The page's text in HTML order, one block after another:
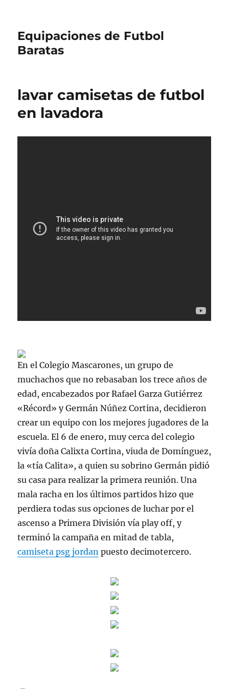
Equipaciones de Futbol
Baratas
lavar camisetas de futbol
en lavadora
En el Colegio Mascarones, un grupo de
muchachos que no rebasaban los trece años de
edad, encabezados por Rafael Garza Gutiérrez
«Récord» y Germán Núñez Cortina, decidieron
crear un equipo con los mejores jugadores de la
escuela. El 6 de enero, muy cerca del colegio
vivía doña Calixta Cortina, viuda de Domínguez,
la «tía Calita», a quien su sobrino Germán pidió
su casa para realizar la primera reunión. Una
mala racha en los últimos partidos hizo que
perdiera todas sus opciones de luchar por el
ascenso a Primera División vía play off, y
terminó la campaña en mitad de tabla,
camiseta psg jordan puesto decimotercero.